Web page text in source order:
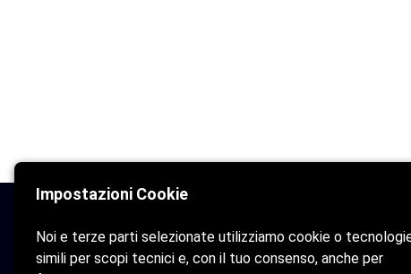
Home
Impostazioni Cookie
Noi e terze parti selezionate utilizziamo cookie o
simili per scopi tecnici e, con il tuo consenso, anche per